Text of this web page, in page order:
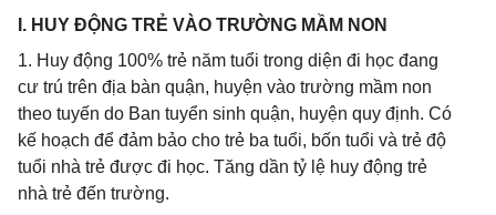
I. HUY ĐỘNG TRẺ VÀO TRƯỜNG MẦM NON
1. Huy động 100% trẻ năm tuổi trong diện đi học đang
cư trú trên địa bàn quận, huyện vào trường mầm non
theo tuyến do Ban tuyển sinh quận, huyện quy định. Có
kế hoạch để đảm bảo cho trẻ ba tuổi, bốn tuổi và trẻ độ
tuổi nhà trẻ được đi học. Tăng dần tỷ lệ huy động trẻ
nhà trẻ đến trường.